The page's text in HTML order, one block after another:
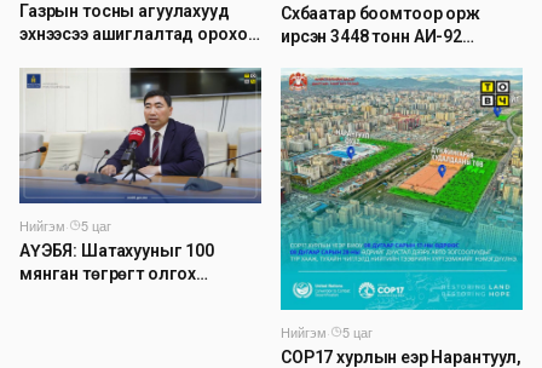
Газрын тосны агуулахууд
эхнээсээ ашиглалтад ороход
Сүхбаатар боомтоор орж
ирсэн 3448 тонн АИ-92
буулгах ажлыг зохион
байгуулж байна
Нийгэм·
5 цаг
АҮЭБЯ: Шатахууныг 100
мянган төгрөгт олгох
Нийгэм·
5 цаг
COP17 хурлын үеэр Нарантуул,